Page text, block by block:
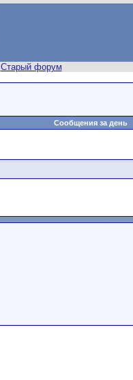
Старый форум
Сообщения за день